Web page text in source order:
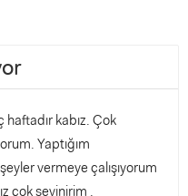
kabız. Çok
Yaptığım
vermeye çalışıyorum
çok sevinirim .